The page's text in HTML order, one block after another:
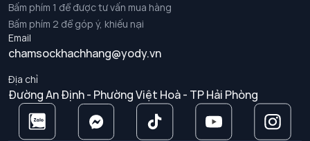
Bấm phím 1 để được tư vấn mua hàng
Bấm phím 2 để góp ý, khiếu nại
Email
chamsockhachhang@yody.vn
Địa chỉ
Đường An Định - Phường Việt Hoà - TP Hải Phòng